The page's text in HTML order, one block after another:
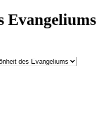
Evangeliums